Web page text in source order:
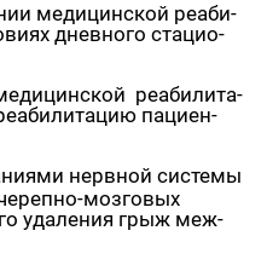
ме­ди­цин­ской ре­а­би­
днев­но­го ста­ци­о­
ре­а­би­ли­та­
па­ци­ен­
нерв­ной си­сте­мы
моз­го­вых
уда­ле­ния грыж меж­